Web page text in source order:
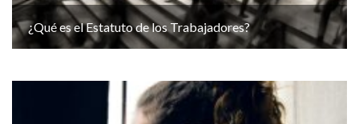
¿Qué es el Estatuto de los Trabajadores?